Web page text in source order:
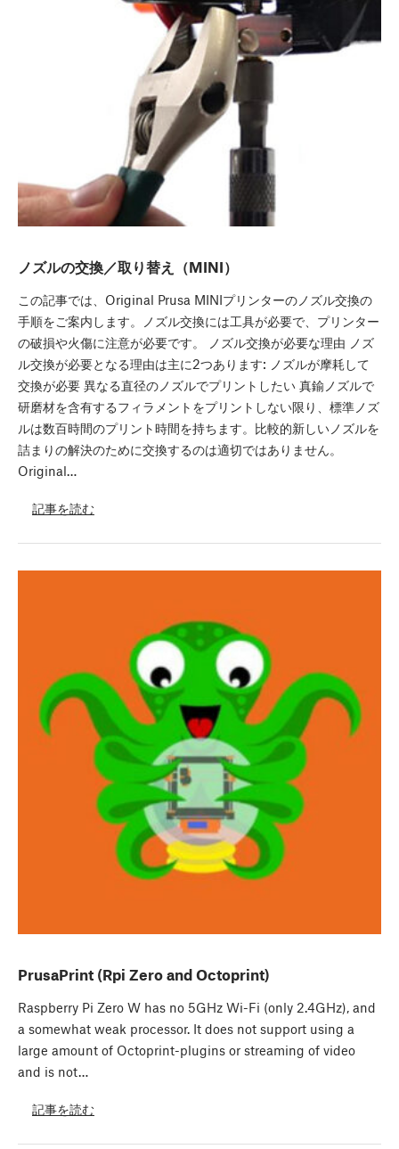
ノズルの交換／取り替え（MINI）
この記事では、Original Prusa MINIプリンターのノズル交換の
手順をご案内します。ノズル交換には工具が必要で、プリンター
の破損や火傷に注意が必要です。 ノズル交換が必要な理由 ノズ
ル交換が必要となる理由は主に2つあります: ノズルが摩耗して
交換が必要 異なる直径のノズルでプリントしたい 真鍮ノズルで
研磨材を含有するフィラメントをプリントしない限り、標準ノズ
ルは数百時間のプリント時間を持ちます。比較的新しいノズルを
詰まりの解決のために交換するのは適切ではありません。
Original…
記事を読む
PrusaPrint (Rpi Zero and Octoprint)
Raspberry Pi Zero W has no 5GHz Wi-Fi (only 2.4GHz), and
a somewhat weak processor. It does not support using a
large amount of Octoprint-plugins or streaming of video
and is not…
記事を読む